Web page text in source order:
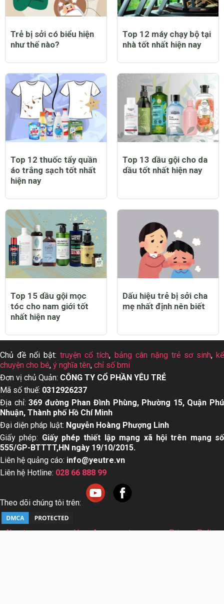
Trẻ bị sởi có biểu hiện
như thế nào?
Top 12 máy chạy bộ tại
nhà tốt nhất hiện nay
Top 12 thuốc tẩy quần
áo trắng sạch tốt nhất
hiện nay
Top 13 dầu gội cho da
dầu tốt nhất hiện nay
Top 15 dầu gội mọc
tóc cho nam giới tốt
nhất hiện nay
Dấu hiệu trẻ bị sởi cha
mẹ nhất định nên biết
Chủ đề nổi bật:truyện cổ tích, bảng cân nặng trẻ sơ sinh, kể
chuyện cho bé, ý nghĩa tên, chỉ số bmi
Đơn vị chủ Quản: CÔNG TY CỔ PHẦN YÊU TRẺ
Mã số thuế: 0312926237
Địa chỉ:369 đường Phan Đình Phùng, Phường 15, Quận Phú
Nhuận, Thành phố Hồ Chí Minh
Đại diện pháp luật: Nguyễn Hoàng Phượng Linh
Giấy phép: Giấy phép thiết lập mạng xã hội trên mạng số
555/GP-BTTTT,HN ngày 19/10/2015.
Liên hệ quảng cáo: info@yeutre.vn
Liên hệ Hotline: 028 66 888 99
Theo dõi chúng tôi trên:
About us User Agreement
Privacy Policy